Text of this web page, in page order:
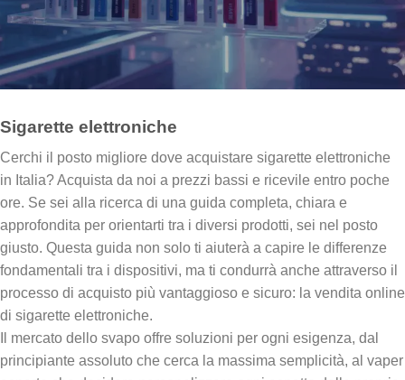
Sigarette elettroniche
Cerchi il posto migliore dove acquistare sigarette elettroniche
in Italia? Acquista da noi a prezzi bassi e ricevile entro poche
ore. Se sei alla ricerca di una guida completa, chiara e
approfondita per orientarti tra i diversi prodotti, sei nel posto
giusto. Questa guida non solo ti aiuterà a capire le differenze
fondamentali tra i dispositivi, ma ti condurrà anche attraverso il
processo di acquisto più vantaggioso e sicuro: la vendita online
di sigarette elettroniche.
Il mercato dello svapo offre soluzioni per ogni esigenza, dal
principiante assoluto che cerca la massima semplicità, al vaper